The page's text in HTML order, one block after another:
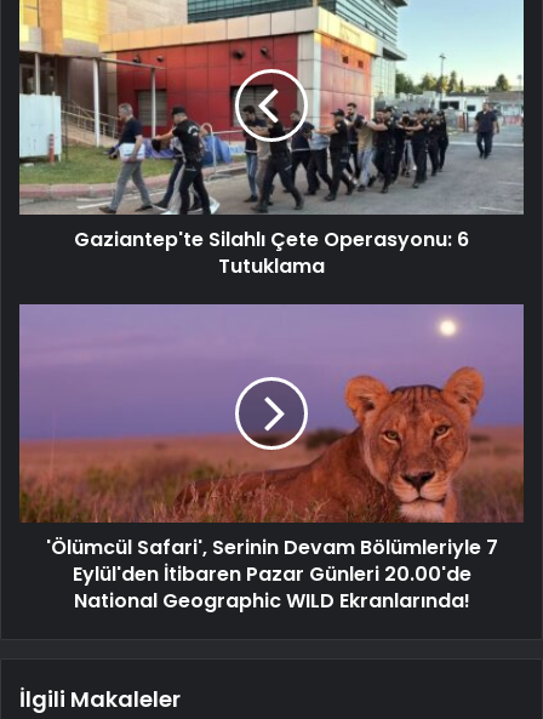
Gaziantep'te Silahlı Çete Operasyonu: 6
Tutuklama
'Ölümcül Safari', Serinin Devam Bölümleriyle 7
Eylül'den İtibaren Pazar Günleri 20.00'de
National Geographic WILD Ekranlarında!
İlgili Makaleler